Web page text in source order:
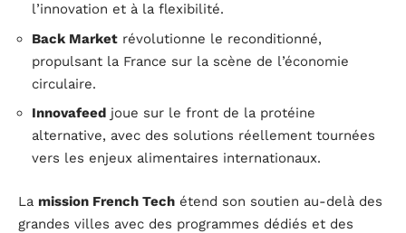
l’innovation et à la flexibilité.
Back Market révolutionne le reconditionné,
propulsant la France sur la scène de l’économie
circulaire.
Innovafeed joue sur le front de la protéine
alternative, avec des solutions réellement tournées
vers les enjeux alimentaires internationaux.
La mission French Tech étend son soutien au-delà des
grandes villes avec des programmes dédiés et des